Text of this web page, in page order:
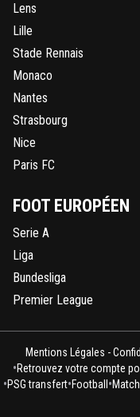
Lens
Lille
Stade Rennais
Monaco
Nantes
Strasbourg
Nice
Paris FC
FOOT EUROPÉEN
Serie A
Liga
Bundesliga
Premier League
Mentions Légales -
•Retrouvez votre compte
•PSG transfert•Football •